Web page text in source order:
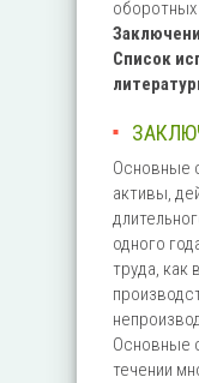
Список
Основные
активы,
одного
труда, как
Основные
течении